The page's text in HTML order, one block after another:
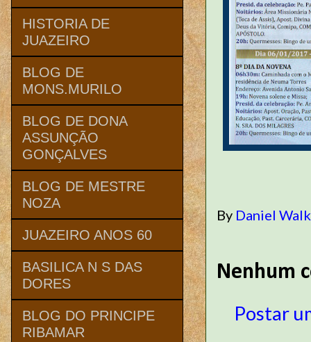
By Daniel
Nenhum
Postar
HISTORIA DE
JUAZEIRO
BLOG DE
MONS.MURILO
BLOG DE DONA
ASSUNÇÃO
GONÇALVES
BLOG DE MESTRE
NOZA
JUAZEIRO ANOS 60
BASILICA N S DAS
DORES
BLOG DO PRINCIPE
RIBAMAR